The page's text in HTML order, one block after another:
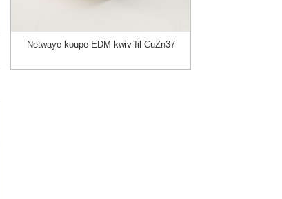
Netwaye koupe EDM kwiv fil CuZn37